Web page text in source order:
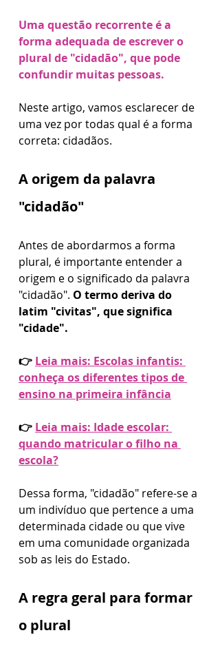
Uma questão recorrente é a
forma adequada de escrever o
plural de "cidadão", que pode
confundir muitas pessoas.
Neste artigo, vamos esclarecer de
uma vez por todas qual é a forma
correta: cidadãos.
A origem da palavra
"cidadão"
Antes de abordarmos a forma
plural, é importante entender a
origem e o significado da palavra
"cidadão". O termo deriva do
latim "civitas", que significa
"cidade".
👉 Leia mais: Escolas infantis:
conheça os diferentes tipos de
ensino na primeira infância
👉 Leia mais: Idade escolar:
quando matricular o filho na
escola?
Dessa forma, "cidadão" refere-se a
um indivíduo que pertence a uma
determinada cidade ou que vive
em uma comunidade organizada
sob as leis do Estado.
A regra geral para formar
o plural